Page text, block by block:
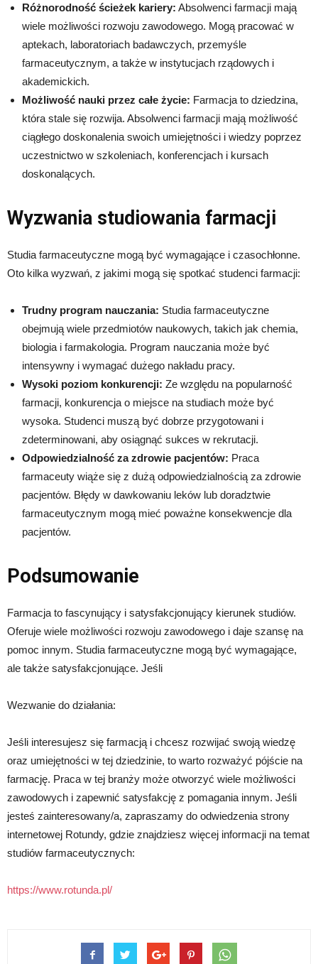
Różnorodność ścieżek kariery: Absolwenci farmacji mają
wiele możliwości rozwoju zawodowego. Mogą pracować w
aptekach, laboratoriach badawczych, przemyśle
farmaceutycznym, a także w instytucjach rządowych i
akademickich.
Możliwość nauki przez całe życie: Farmacja to dziedzina,
która stale się rozwija. Absolwenci farmacji mają możliwość
ciągłego doskonalenia swoich umiejętności i wiedzy poprzez
uczestnictwo w szkoleniach, konferencjach i kursach
doskonalących.
Wyzwania studiowania farmacji
Studia farmaceutyczne mogą być wymagające i czasochłonne.
Oto kilka wyzwań, z jakimi mogą się spotkać studenci farmacji:
Trudny program nauczania: Studia farmaceutyczne
obejmują wiele przedmiotów naukowych, takich jak chemia,
biologia i farmakologia. Program nauczania może być
intensywny i wymagać dużego nakładu pracy.
Wysoki poziom konkurencji: Ze względu na popularność
farmacji, konkurencja o miejsce na studiach może być
wysoka. Studenci muszą być dobrze przygotowani i
zdeterminowani, aby osiągnąć sukces w rekrutacji.
Odpowiedzialność za zdrowie pacjentów: Praca
farmaceuty wiąże się z dużą odpowiedzialnością za zdrowie
pacjentów. Błędy w dawkowaniu leków lub doradztwie
farmaceutycznym mogą mieć poważne konsekwencje dla
pacjentów.
Podsumowanie
Farmacja to fascynujący i satysfakcjonujący kierunek studiów.
Oferuje wiele możliwości rozwoju zawodowego i daje szansę na
pomoc innym. Studia farmaceutyczne mogą być wymagające,
ale także satysfakcjonujące. Jeśli
Wezwanie do działania:
Jeśli interesujesz się farmacją i chcesz rozwijać swoją wiedzę
oraz umiejętności w tej dziedzinie, to warto rozważyć pójście na
farmację. Praca w tej branży może otworzyć wiele możliwości
zawodowych i zapewnić satysfakcję z pomagania innym. Jeśli
jesteś zainteresowany/a, zapraszamy do odwiedzenia strony
internetowej Rotundy, gdzie znajdziesz więcej informacji na temat
studiów farmaceutycznych:
https://www.rotunda.pl/